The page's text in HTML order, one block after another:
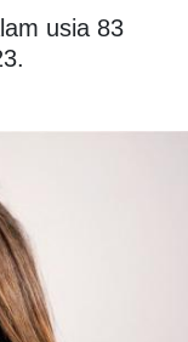
usia 83